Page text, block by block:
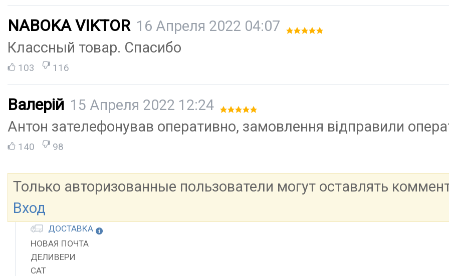
NABOKA VIKTOR 16 Апреля 2022 04:07
Классный товар. Спасибо
103 116
Валерій 15 Апреля 2022 12:24
Антон зателефонував оперативно, замовлення відправили
140 98
Только авторизованные пользователи могут оставлять
Вход
ДОСТАВКА
НОВАЯ ПОЧТА
ДЕЛИВЕРИ
САТ